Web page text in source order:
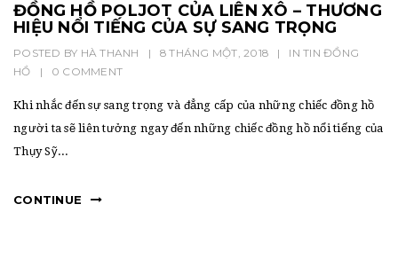
ĐỒNG HỒ POLJOT CỦA LIÊN XÔ – THƯƠNG
HIỆU NỔI TIẾNG CỦA SỰ SANG TRỌNG
POSTED BY HÀ THANH | 8 THÁNG MỘT, 2018 | IN TIN ĐỒNG
HỒ
| 0 COMMENT
Khi nhắc đến sự sang trọng và đẳng cấp của những chiếc đồng hồ
người ta sẽ liên tưởng ngay đến những chiếc đồng hồ nổi tiếng của
Thụy Sỹ...
CONTINUE